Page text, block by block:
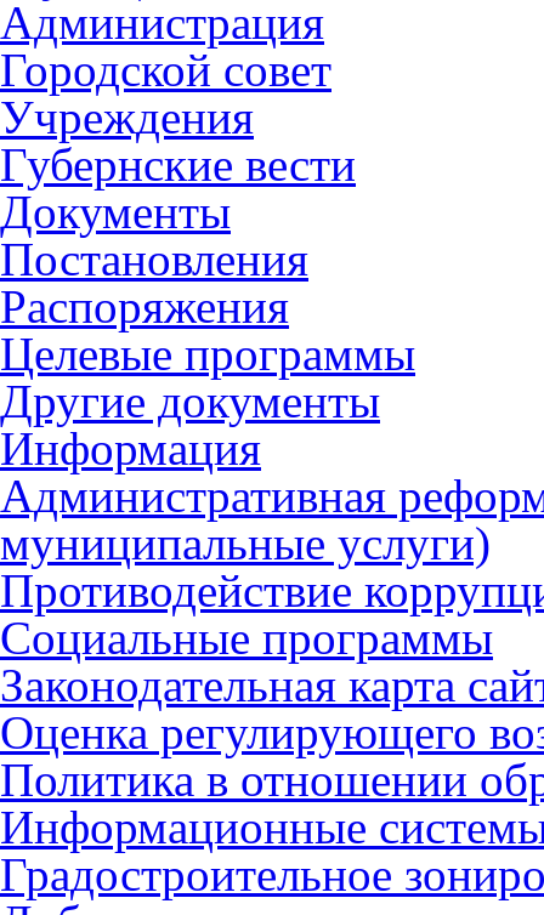
Администрация
Городской совет
Учреждения
Губернские вести
Документы
Постановления
Распоряжения
Целевые программы
Другие документы
Информация
Административная
муниципальные услуги)
Противодействие
Социальные программы
Законодательная карта
Оценка регулирующего
Политика в отношении
Информационные
Градостроительное